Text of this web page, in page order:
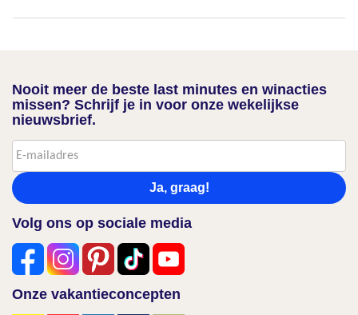
Nooit meer de beste last minutes en winacties
missen? Schrijf je in voor onze wekelijkse
nieuwsbrief.
Ja, graag!
Volg ons op sociale media
Onze vakantieconcepten